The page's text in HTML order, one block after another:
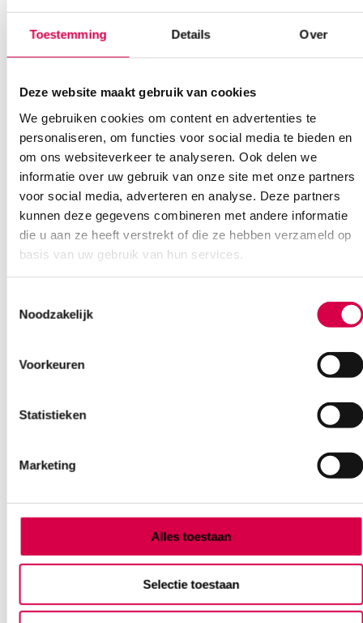
Toestemming Details Over
Deze website maakt gebruik van cookies
We gebruiken cookies om content en advertenties te
personaliseren, om functies voor social media te bieden en
om ons websiteverkeer te analyseren. Ook delen we
informatie over uw gebruik van onze site met onze partners
voor social media, adverteren en analyse. Deze partners
kunnen deze gegevens combineren met andere informatie
die u aan ze heeft verstrekt of die ze hebben verzameld op
basis van uw gebruik van hun services.
Noodzakelijk
Voorkeuren
Statistieken
Marketing
Alles toestaan
Selectie toestaan
Bel Anca
Ook interessant
Swann-Morton chirurgische handgreep SF1
voor SM-mesjes, RVS (1)
Direct leverbaar 32.77